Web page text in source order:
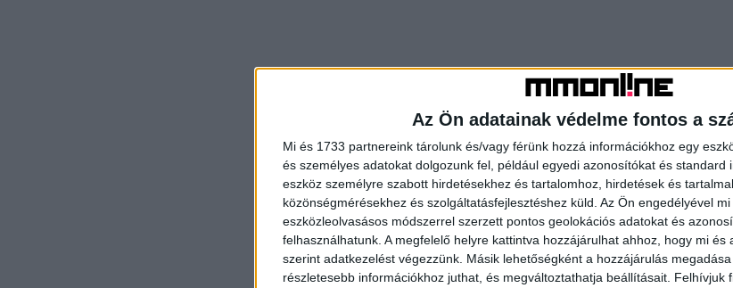
Az Ön adatainak védelme fontos a
Mi és 1733 partnereink tárolunk és/vagy férünk hozzá információkhoz egy
és személyes adatokat dolgozunk fel, például egyedi azonosítókat és standard
eszköz személyre szabott hirdetésekhez és tartalomhoz, hirdetések és
közönségmérésekhez és szolgáltatásfejlesztéshez küld. Az Ön engedélyével
eszközleolvasásos módszerrel szerzett pontos geolokációs adatokat és
felhasználhatunk. A megfelelő helyre kattintva hozzájárulhat ahhoz, hogy mi
szerint adatkezelést végezzünk. Másik lehetőségként a hozzájárulás
részletesebb információkhoz juthat, és megváltoztathatja beállításait. Felhívjuk